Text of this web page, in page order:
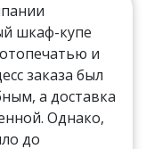
шкаф-купе
и
заказа был
а доставка
Однако,
до